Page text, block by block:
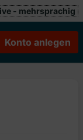
- mehrsprachig